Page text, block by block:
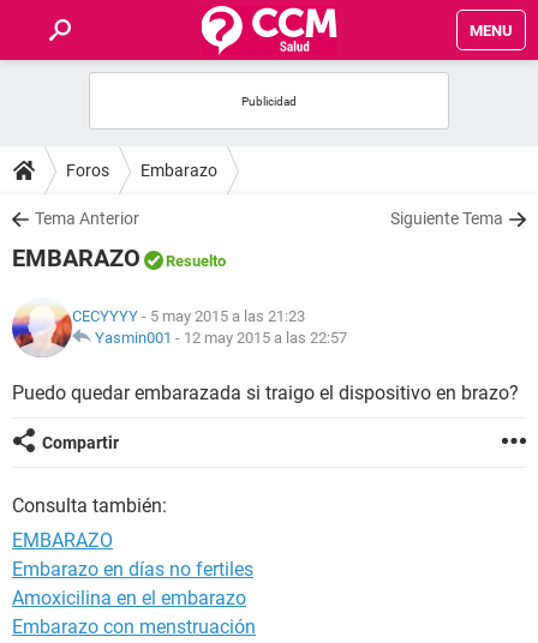
MENU
FOROS
SALUD
NUTRICIÓN
BIENESTAR
SEXUALIDAD
Foros Embarazo
Tema Anterior Siguiente Tema
EMBARAZO Resuelto
CECYYYY - 5 may 2015 a las 21:23
Yasmin001 - 12 may 2015 a las 22:57
Puedo quedar embarazada si traigo el dispositivo en brazo?
Compartir
Consulta también:
EMBARAZO
Embarazo en días no fertiles
Amoxicilina en el embarazo
Embarazo con menstruación